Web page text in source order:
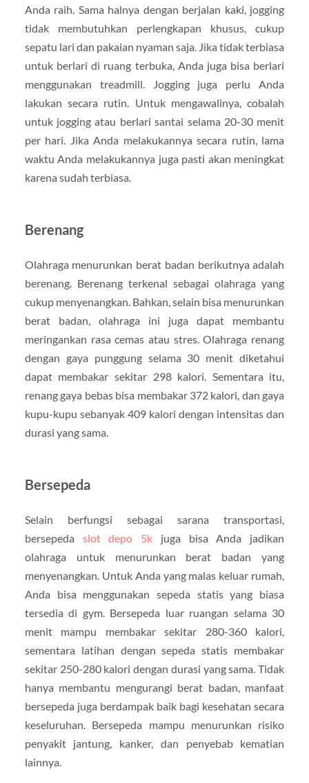
Anda raih. Sama halnya dengan berjalan kaki, jogging
tidak membutuhkan perlengkapan khusus, cukup
sepatu lari dan pakaian nyaman saja. Jika tidak terbiasa
untuk berlari di ruang terbuka, Anda juga bisa berlari
menggunakan treadmill. Jogging juga perlu Anda
lakukan secara rutin. Untuk mengawalinya, cobalah
untuk jogging atau berlari santai selama 20-30 menit
per hari. Jika Anda melakukannya secara rutin, lama
waktu Anda melakukannya juga pasti akan meningkat
karena sudah terbiasa.
Berenang
Olahraga menurunkan berat badan berikutnya adalah
berenang. Berenang terkenal sebagai olahraga yang
cukup menyenangkan. Bahkan, selain bisa menurunkan
berat badan, olahraga ini juga dapat membantu
meringankan rasa cemas atau stres. Olahraga renang
dengan gaya punggung selama 30 menit diketahui
dapat membakar sekitar 298 kalori. Sementara itu,
renang gaya bebas bisa membakar 372 kalori, dan gaya
kupu-kupu sebanyak 409 kalori dengan intensitas dan
durasi yang sama.
Bersepeda
Selain berfungsi sebagai sarana transportasi,
bersepeda slot depo 5k juga bisa Anda jadikan
olahraga untuk menurunkan berat badan yang
menyenangkan. Untuk Anda yang malas keluar rumah,
Anda bisa menggunakan sepeda statis yang biasa
tersedia di gym. Bersepeda luar ruangan selama 30
menit mampu membakar sekitar 280-360 kalori,
sementara latihan dengan sepeda statis membakar
sekitar 250-280 kalori dengan durasi yang sama. Tidak
hanya membantu mengurangi berat badan, manfaat
bersepeda juga berdampak baik bagi kesehatan secara
keseluruhan. Bersepeda mampu menurunkan risiko
penyakit jantung, kanker, dan penyebab kematian
lainnya.